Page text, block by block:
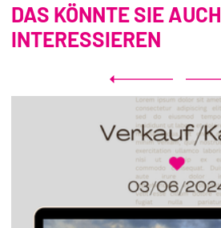
DAS KÖNNTE SIE AUCH
INTERESSIEREN